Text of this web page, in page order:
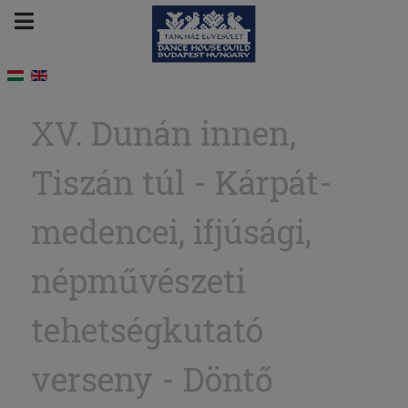
XV. Dunán innen,
Tiszán túl - Kárpát-
medencei, ifjúsági,
népművészeti
tehetségkutató
verseny - Döntő